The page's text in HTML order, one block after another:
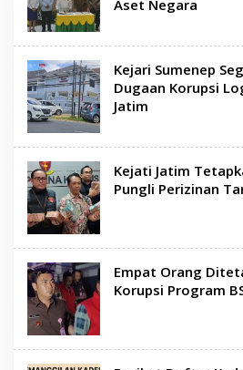
Aset Negara
Kejari Sumenep
Dugaan Korupsi
Jatim
Kejati Jatim
Pungli Perizinan
Empat Orang
Korupsi Program